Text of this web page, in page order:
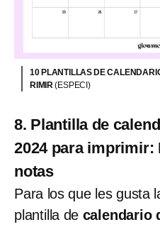
10 PLANTILLAS DE
RIMIR(ESPECI)
8. Plantilla de
2024 para imprimir:
notas
Para los que les gusta
plantilla de calendario